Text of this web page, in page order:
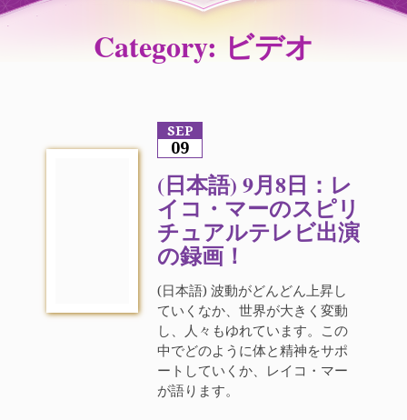
Category: ビデオ
SEP
09
(日本語) 9月8日：レ
イコ・マーのスピリ
チュアルテレビ出演
の録画！
(日本語) 波動がどんどん上昇し
ていくなか、世界が大きく変動
し、人々もゆれています。この
中でどのように体と精神をサポ
ートしていくか、レイコ・マー
が語ります。